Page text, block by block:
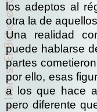
los adeptos al
otra la de
Una realidad
puede hablarse
partes
por ello, esas
a los que hace
pero diferente